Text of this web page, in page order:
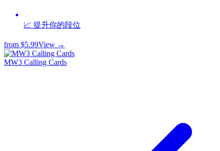
📈 提升你的段位
from $5.99View →
MW3 Calling Cards